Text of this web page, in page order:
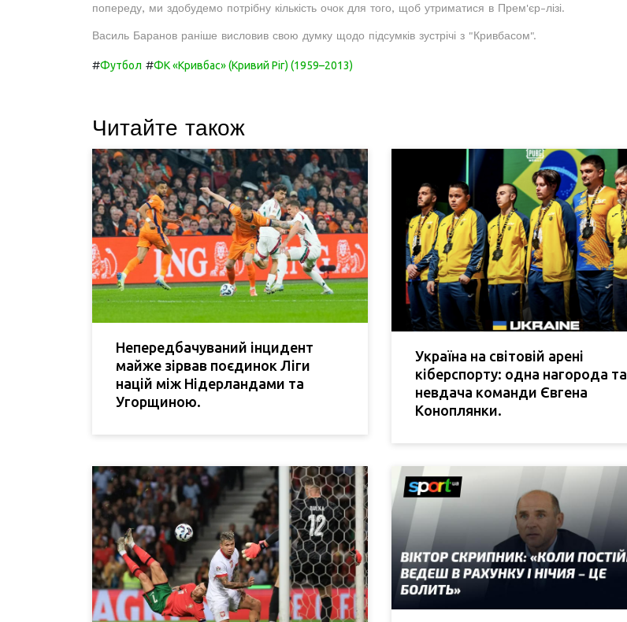
попереду, ми здобудемо потрібну кількість очок для того, щоб утриматися в Прем'єр-лізі.
Василь Баранов раніше висловив свою думку щодо підсумків зустрічі з "Кривбасом".
#Футбол #ФК «Кривбас» (Кривий Ріг) (1959–2013)
Читайте також
Непередбачуваний інцидент
майже зірвав поєдинок Ліги
націй між Нідерландами та
Угорщиною.
Україна на світовій арені
кіберспорту: одна нагорода та
невдача команди Євгена
Коноплянки.